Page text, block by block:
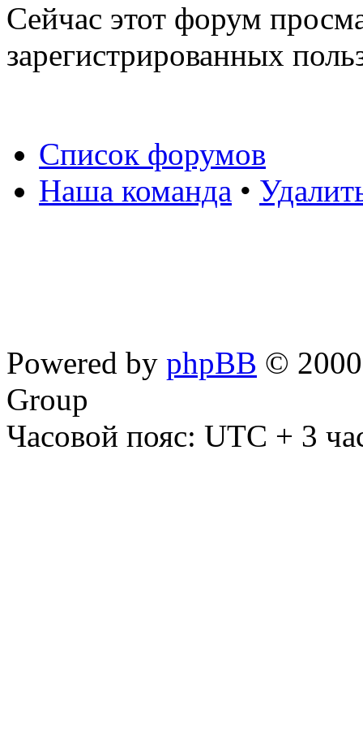
Сейчас этот форум
зарегистрированных
Список форумов
Наша команда •
Powered by phpBB ©
Group
Часовой пояс: UTC + 3